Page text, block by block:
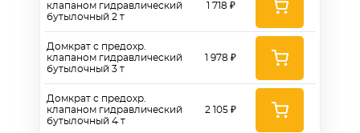
клапаном гидравлический
бутылочный 2 т
Домкрат с предохр.
клапаном гидравлический
бутылочный 3 т
Домкрат с предохр.
клапаном гидравлический
бутылочный 4 т
1 718 ₽
1 978 ₽
2 105 ₽